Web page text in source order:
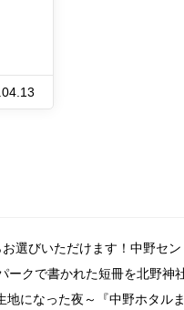
選びいただけます！中野セ
ークで書かれた短冊を北野神
地になった夜～『中野ホタル